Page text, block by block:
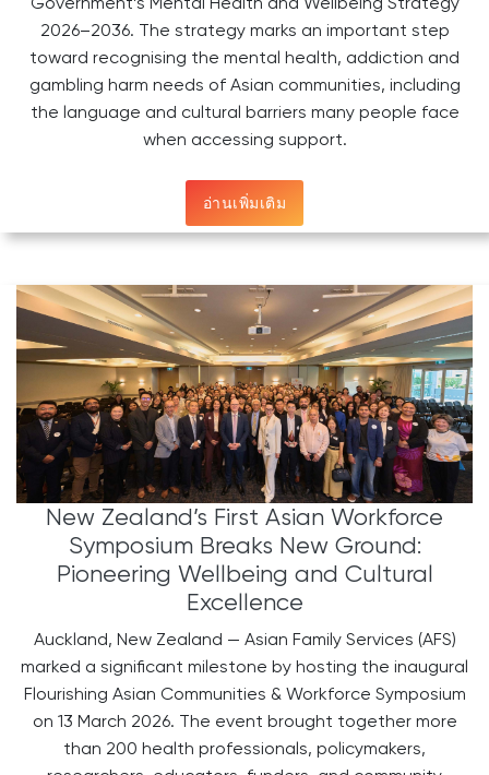
2026–2036. The strategy marks an important step
toward recognising the mental health, addiction and
gambling harm needs of Asian communities, including
the language and cultural barriers many people face
when accessing support.
อ่านเพิ่มเติม
New Zealand’s First Asian Workforce
Symposium Breaks New Ground:
Pioneering Wellbeing and Cultural
Excellence
Auckland, New Zealand — Asian Family Services (AFS)
marked a significant milestone by hosting the inaugural
Flourishing Asian Communities & Workforce Symposium
on 13 March 2026. The event brought together more
than 200 health professionals, policymakers,